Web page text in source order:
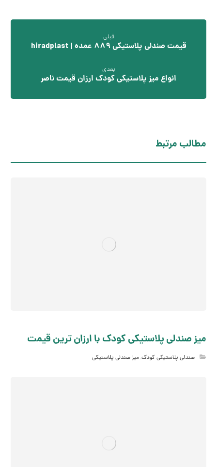
قبلی
قیمت صندلی پلاستیکی 889 عمده | hiradplast
بعدی
انواع میز پلاستیکی کودک ارزان قیمت ناصر
مطالب مرتبط
میز صندلی پلاستیکی کودک با ارزان ترین قیمت
صندلی پلاستیکی کودک,میز صندلی پلاستیکی